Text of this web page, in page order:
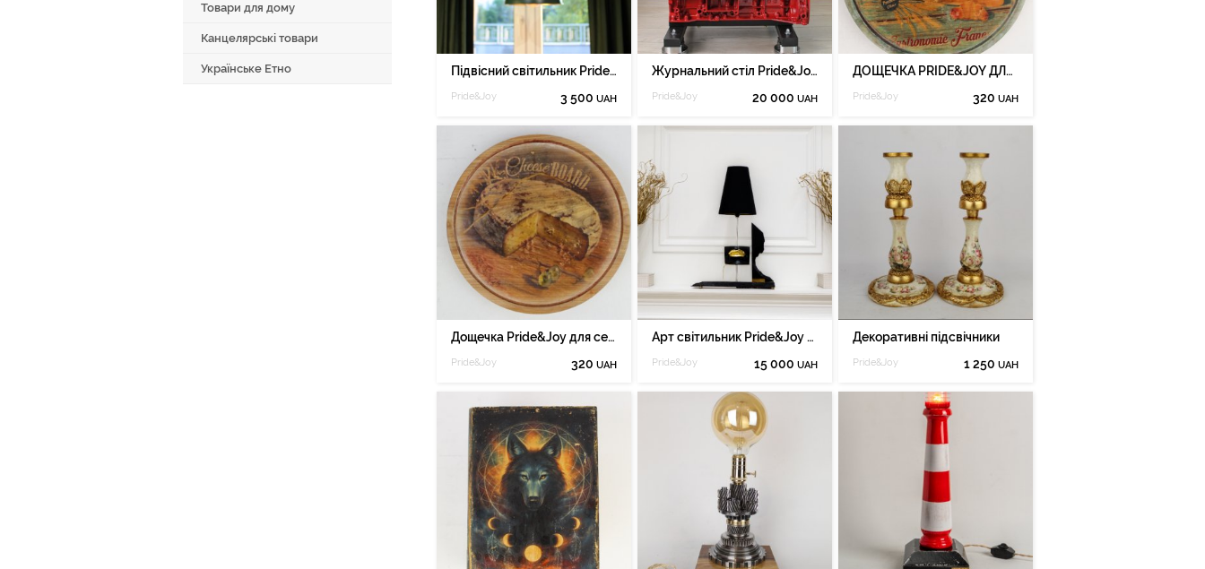
Товари для дому
Канцелярські товари
Українське Етно Підвісний світильник Pride&Joy з поталью
Pride&Joy 3 500 UAH
Журнальний стіл Pride&Joy із двигуна
Pride&Joy 20 000 UAH
ДОЩЕЧКА PRIDE&JOY ДЛЯ СЕРВІРУВАННЯ, ДЛЯ СИРУ 01WPL
Pride&Joy 320 UAH
Дощечка Pride&Joy для сервірування, для сиру 02wpl
Pride&Joy 320 UAH
Арт світильник Pride&Joy з абажуром 05ARTL
Pride&Joy 15 000 UAH
Декоративні підсвічники
Pride&Joy 1 250 UAH